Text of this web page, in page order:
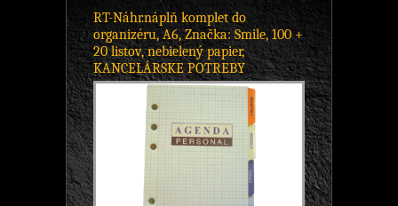
RT-Náhr.náplň komplet do
organizéru, A6, Značka: Smile, 100 +
20 listov, nebielený papier,
KANCELÁRSKE POTREBY